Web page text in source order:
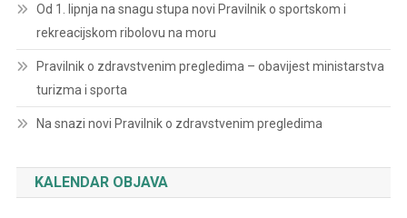
Od 1. lipnja na snagu stupa novi Pravilnik o sportskom i
rekreacijskom ribolovu na moru
Pravilnik o zdravstvenim pregledima – obavijest ministarstva
turizma i sporta
Na snazi novi Pravilnik o zdravstvenim pregledima
KALENDAR OBJAVA